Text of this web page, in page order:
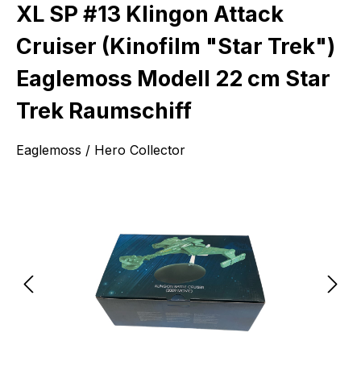
XL SP #13 Klingon Attack
Cruiser (Kinofilm "Star Trek")
Eaglemoss Modell 22 cm Star
Trek Raumschiff
Eaglemoss / Hero Collector